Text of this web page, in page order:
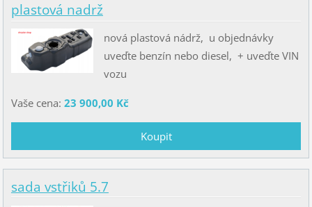
plastová nadrž
nová plastová nádrž, u objednávky
uveďte benzín nebo diesel, + uveďte VIN
vozu
Vaše cena: 23 900,00 Kč
sada vstřiků 5.7